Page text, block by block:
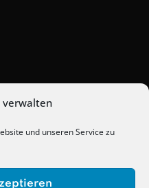
verwalten
und unseren Service zu